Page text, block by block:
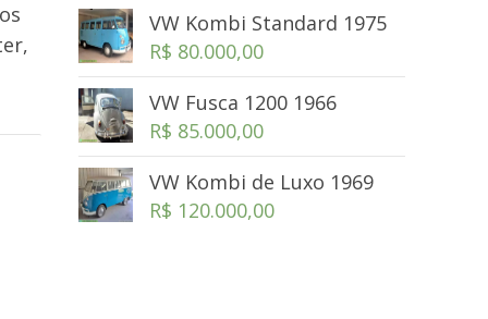
VW Kombi Standard 1975
R$ 80.000,00
VW Fusca 1200 1966
R$ 85.000,00
VW Kombi de Luxo 1969
R$ 120.000,00